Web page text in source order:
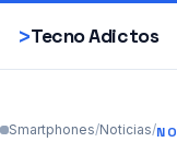
>Tecno Adictos
Smartphones
Smartphones/Noticias/